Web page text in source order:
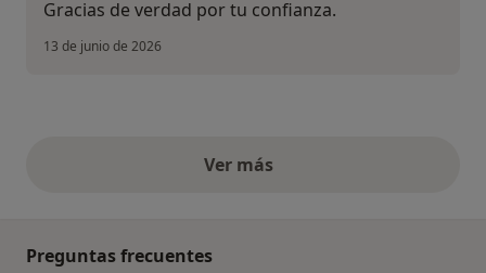
Gracias de verdad por tu confianza.
13 de junio de 2026
Ver másopiniones anteriores
Preguntas frecuentes